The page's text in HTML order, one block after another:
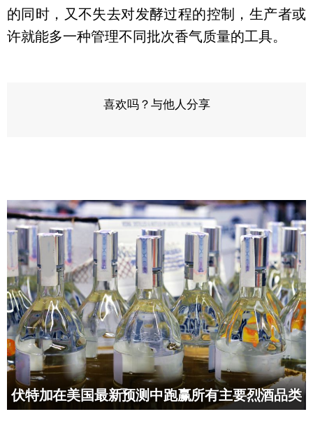
的同时，又不失去对发酵过程的控制，生产者或
许就能多一种管理不同批次香气质量的工具。
喜欢吗？与他人分享
伏特加在美国最新预测中跑赢所有主要烈酒品类